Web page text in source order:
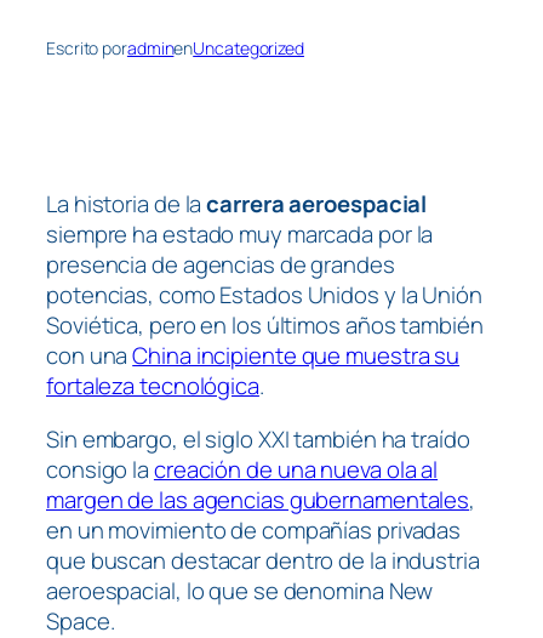
Escrito poradminenUncategorized
La historia de lacarrera aeroespacial
siempre ha estado muy marcada por la
presencia de agencias de grandes
potencias, como Estados Unidos y la Unión
Soviética, pero en los últimos años también
con unaChina incipiente que muestra su
fortaleza tecnológica.
Sin embargo, el siglo XXI también ha traído
consigo lacreación de una nueva ola al
margen de las agencias gubernamentales,
en un movimiento de compañías privadas
que buscan destacar dentro de la industria
aeroespacial, lo que se denomina New
Space.